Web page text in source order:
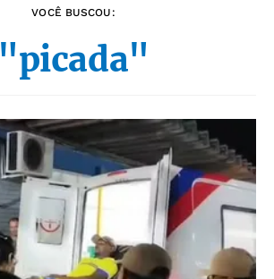
VOCÊ BUSCOU:
"picada"